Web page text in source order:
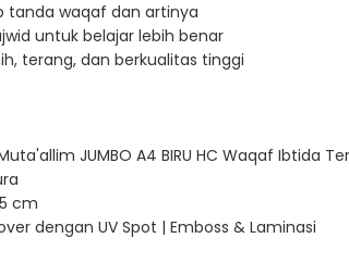
tanda waqaf dan artinya
untuk belajar lebih benar
terang, dan berkualitas tinggi
JUMBO A4 BIRU HC Waqaf Ibtida
cm
dengan UV Spot | Emboss & Laminasi